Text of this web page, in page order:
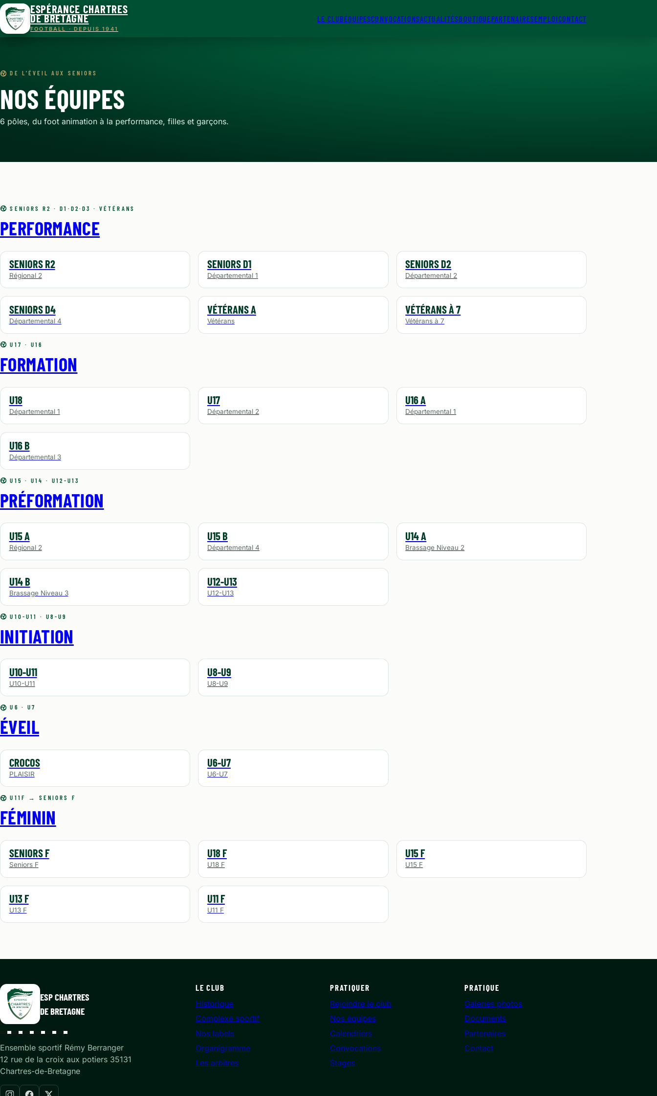
ESPÉRANCE CHARTRES
DE BRETAGNE
FOOTBALL · DEPUIS 1941
LE CLUBÉQUIPESCONVOCATIONSACTUALITÉSBOUTIQUEPARTENAIRESEMPLOICONTACT
DE L'ÉVEIL AUX SENIORS
NOS ÉQUIPES
6 pôles, du foot animation à la performance, filles et garçons.
SENIORS R2 · D1·D2·D3 · VÉTÉRANS
PERFORMANCE
SENIORS R2
Régional 2
SENIORS D1
Départemental 1
SENIORS D2
Départemental 2
SENIORS D4
Départemental 4
VÉTÉRANS A
Vétérans
VÉTÉRANS À 7
Vétérans à 7
U17 · U16
FORMATION
U18
Départemental 1
U17
Départemental 2
U16 A
Départemental 1
U16 B
Départemental 3
U15 · U14 · U12-U13
PRÉFORMATION
U15 A
Régional 2
U15 B
Départemental 4
U14 A
Brassage Niveau 2
U14 B
Brassage Niveau 3
U12-U13
U12-U13
U10-U11 · U8-U9
INITIATION
U10-U11
U10-U11
U8-U9
U8-U9
U6 · U7
ÉVEIL
CROCOS
PLAISIR
U6-U7
U6-U7
U11F → SENIORS F
FÉMININ
SENIORS F
Seniors F
U18 F
U18 F
U15 F
U15 F
U13 F
U13 F
U11 F
U11 F
ESP CHARTRES
DE BRETAGNE
Ensemble sportif Rémy Berranger
12 rue de la croix aux potiers 35131
Chartres-de-Bretagne
LE CLUB
Historique
Complexe sportif
Nos labels
Organigramme
Les arbitres
PRATIQUER
Rejoindre le club
Nos équipes
Calendriers
Convocations
Stages
PRATIQUE
Galeries photos
Documents
Partenaires
Contact